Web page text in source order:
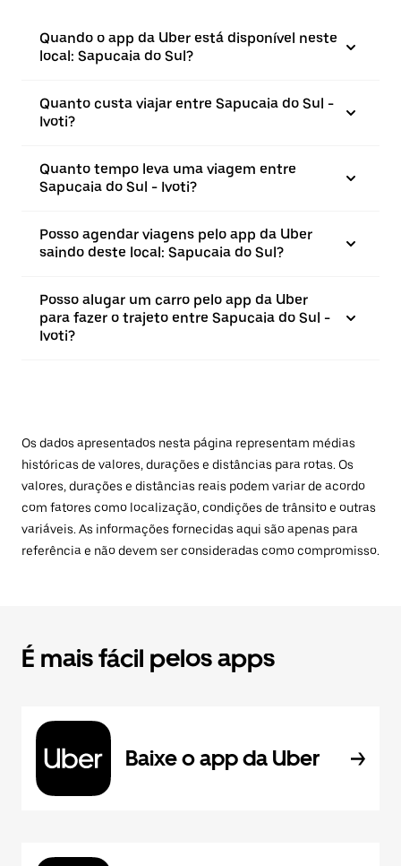
Quando o app da Uber está disponível neste
local: Sapucaia do Sul?
Quanto custa viajar entre Sapucaia do Sul -
Ivoti?
Quanto tempo leva uma viagem entre
Sapucaia do Sul - Ivoti?
Posso agendar viagens pelo app da Uber
saindo deste local: Sapucaia do Sul?
Posso alugar um carro pelo app da Uber
para fazer o trajeto entre Sapucaia do Sul -
Ivoti?
Os dados apresentados nesta página representam médias
históricas de valores, durações e distâncias para rotas. Os
valores, durações e distâncias reais podem variar de acordo
com fatores como localização, condições de trânsito e outras
variáveis. As informações fornecidas aqui são apenas para
referência e não devem ser consideradas como compromisso.
É mais fácil pelos apps
Baixe o app da Uber